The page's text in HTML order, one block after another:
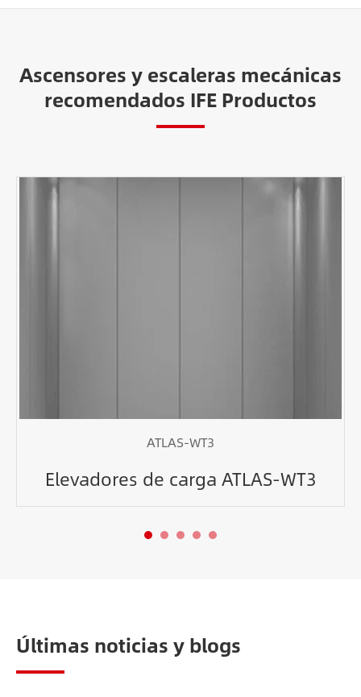
Ascensores y escaleras mecánicas
recomendados IFE Productos
ATLAS-WT3
Elevadores de carga ATLAS-WT3
Últimas noticias y blogs